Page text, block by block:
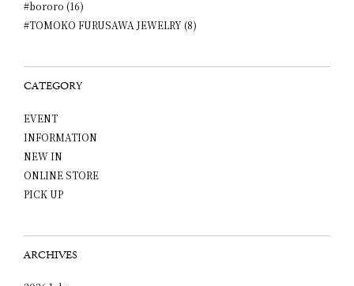
#bororo (16)
#TOMOKO FURUSAWA JEWELRY (8)
CATEGORY
EVENT
INFORMATION
NEW IN
ONLINE STORE
PICK UP
ARCHIVES